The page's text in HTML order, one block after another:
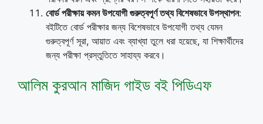
বোর্ড পরীক্ষায় কমন উপযোগী গুরুত্বপূর্ণ তথ্য বিশেষভাবে উপস্থাপন:
বইটিতে বোর্ড পরীক্ষার জন্য বিশেষভাবে উপযোগী তথ্য যেমন
গুরুত্বপূর্ণ সূরা, আয়াত এবং ব্যাখ্যা তুলে ধরা হয়েছে, যা শিক্ষার্থীদের
জন্য পরীক্ষা প্রস্তুতিতে সাহায্য করবে।
আলিম কুরআন মাজিদ গাইড বই পিডিএফ